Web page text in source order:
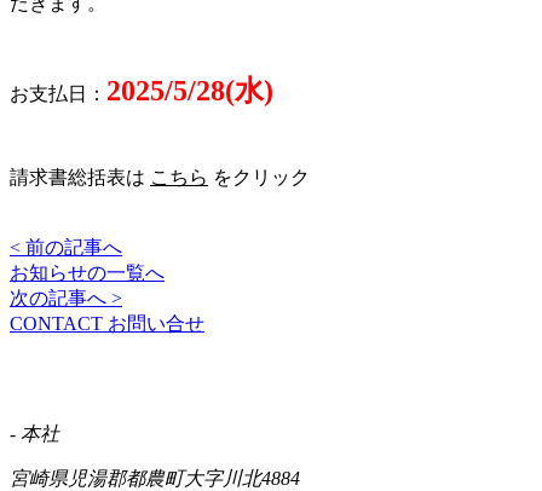
お支払日： 2025/5/28(水)
請求書総括表は こちら をクリック
< 前の記事へ
お知らせの一覧へ
次の記事へ >
CONTACT お問い合せ
- 本社
宮崎県児湯郡都農町大字川北4884